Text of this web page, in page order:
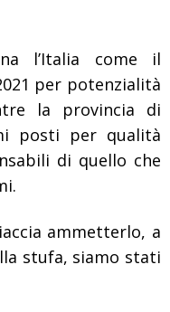
l’Italia come il
per potenzialità
la provincia di
posti per qualità
di quello che
ammetterlo, a
stufa, siamo stati